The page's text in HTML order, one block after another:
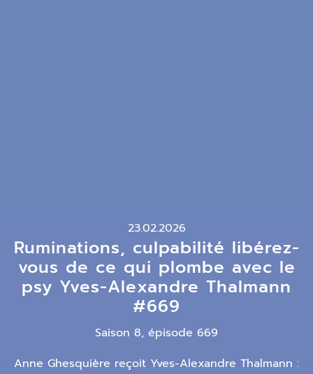
23.02.2026
Ruminations, culpabilité libérez-
vous de ce qui plombe avec le
psy Yves-Alexandre Thalmann
#669
Saison 8, épisode 669
Anne Ghesquière reçoit Yves-Alexandre Thalmann :